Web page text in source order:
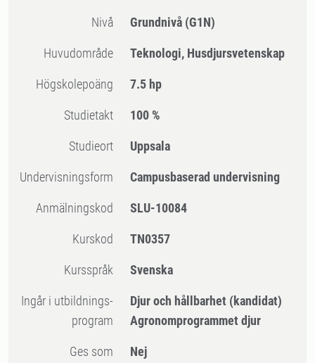
Nivå Grundnivå (G1N)
Huvudområde Teknologi, Husdjursvetenskap
högskolepoäng 7.5 hp
Studietakt 100 %
Studieort Uppsala
Undervisningsform Campusbaserad undervisning
Anmälningskod SLU-10084
Kurskod TN0357
Kursspråk Svenska
Ingår i utbildnings-
program
Djur och hållbarhet (kandidat)
Agronomprogrammet djur
Ges som
Nej